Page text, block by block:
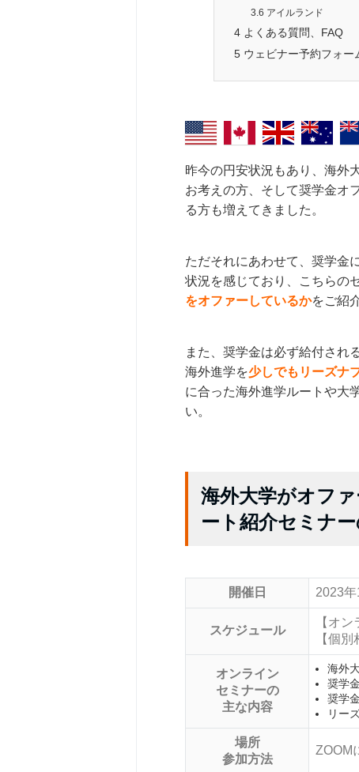
3.6 アイルランド
4 よくある質問、FAQ
5 ウェビナー予約フォー
昨今の円安状況もあり、海外
お考えの方、そして奨学金オ
る方も増えてきました。
ただそれにあわせて、奨学金
状況を感じており、こちらの
をオファーしているかをご紹
また、奨学金は必ず給付され
海外進学を少しでもリーズナ
に合った海外進学ルートや大
い。
海外大学がオフ
ート紹介セミナ
開催日 2023年
スケジュール
【オ
【個
オンライン
セミナーの
主な内容
海外
奨学
奨学
リー
場所
参加方法
ZOOM